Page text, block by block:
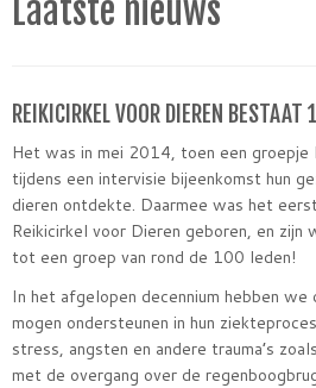
inhoud
Laatste nieuws
REIKICIRKEL VOOR DIEREN BESTAAT
Het was in mei 2014, toen een groepje
tijdens een intervisie bijeenkomst hun
dieren ontdekte. Daarmee was het
Reikicirkel voor Dieren geboren, en zijn
tot een groep van rond de 100 leden!
In het afgelopen decennium hebben
mogen ondersteunen in hun
stress, angsten en andere trauma’s
met de overgang over de